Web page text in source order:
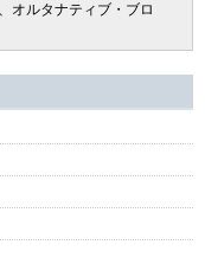
オルタナティブ・ブロ